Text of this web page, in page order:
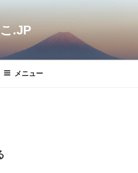
.JP
メニュー